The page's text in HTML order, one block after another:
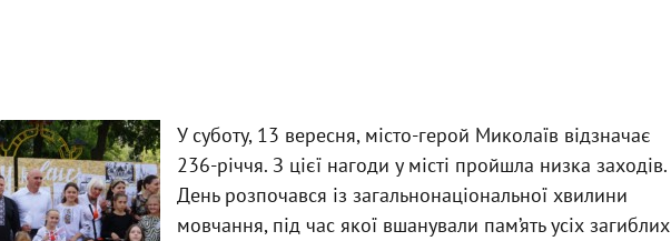
У суботу, 13 вересня, місто-герой Миколаїв відзначає
236-річчя. З цієї нагоди у місті пройшла низка заходів.
День розпочався із загальнонаціональної хвилини
мовчання, під час якої вшанували пам’ять усіх загиблих